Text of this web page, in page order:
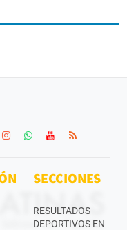
SECCIONES
RESULTADOS
DEPORTIVOS EN